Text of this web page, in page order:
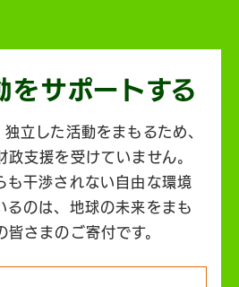
をサポートする
立した活動をまもるため、
支援を受けていません。
も干渉されない自由な環境
るのは、地球の未来をまも
皆さまのご寄付です。